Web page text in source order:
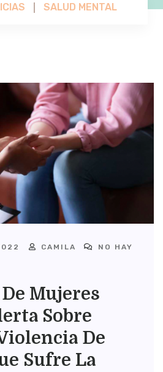
SALUD MENTAL
CAMILA
NO HAY
Mujeres
Sobre
De
Sufre La